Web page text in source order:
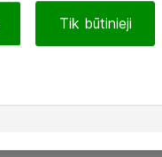
Tik būtinieji